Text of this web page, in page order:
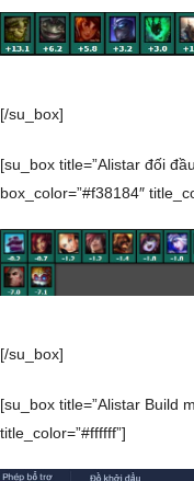
[/su_box]
[su_box title=”Alistar đối
box_color=”#f38184″
[/su_box]
[su_box title=”Alistar Build
title_color=”#ffffff”]